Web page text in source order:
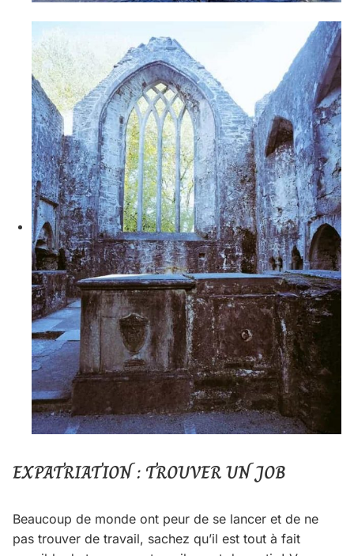
EXPATRIATION : TROUVER UN JOB
Beaucoup de monde ont peur de se lancer et de ne
pas trouver de travail, sachez qu’il est tout à fait